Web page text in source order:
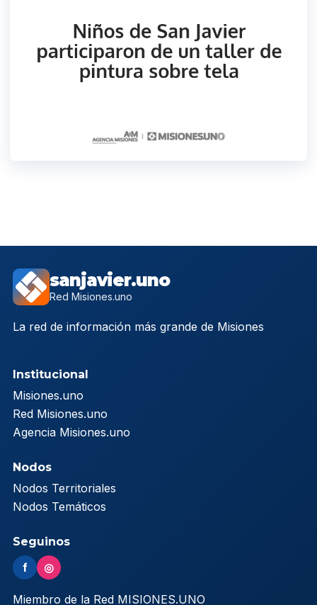
sanjavier.uno
Red Misiones.uno
La red de información más grande de Misiones
Institucional
Misiones.uno
Red Misiones.uno
Agencia Misiones.uno
Nodos
Nodos Territoriales
Nodos Temáticos
Seguinos
f ◎
Miembro de la Red MISIONES.UNO